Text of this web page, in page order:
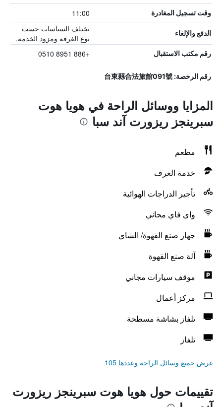
وقت تسجيل المغادرة 11:00
الدفع والإلغاء
تختلف السياسات حسب
نوع الغرفة ومزود الخدمة.
رقم مكتب الاستقبال +886 8951 0510
رقم الرخصة: 台東縣合法旅館091號
المزايا ووسائل الراحة في هويا هوت
سبرينجز ريزورت آند سبا
مطعم
خدمة الغرف
تأجير الدراجات الهوائية
واي فاي مجاني
جهاز صنع القهوة/ الشاي
آلة صنع القهوة
موقف سيارات مجاني
مركز أعمال
تلفاز بشاشة مسطحة
تلفاز
عرض جميع وسائل الراحة وعددها 105
تقييمات حول هويا هوت سبرينجز ريزورت